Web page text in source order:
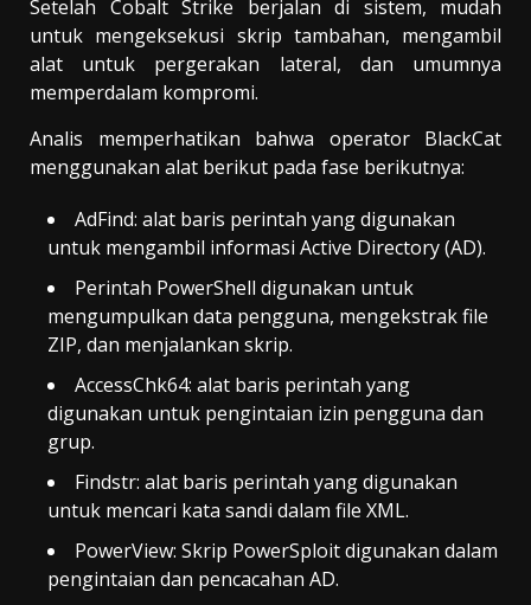
Setelah Cobalt Strike berjalan di sistem, mudah
untuk mengeksekusi skrip tambahan, mengambil
alat untuk pergerakan lateral, dan umumnya
memperdalam kompromi.
Analis memperhatikan bahwa operator BlackCat
menggunakan alat berikut pada fase berikutnya:
AdFind: alat baris perintah yang digunakan
untuk mengambil informasi Active Directory (AD).
Perintah PowerShell digunakan untuk
mengumpulkan data pengguna, mengekstrak file
ZIP, dan menjalankan skrip.
AccessChk64: alat baris perintah yang
digunakan untuk pengintaian izin pengguna dan
grup.
Findstr: alat baris perintah yang digunakan
untuk mencari kata sandi dalam file XML.
PowerView: Skrip PowerSploit digunakan dalam
pengintaian dan pencacahan AD.